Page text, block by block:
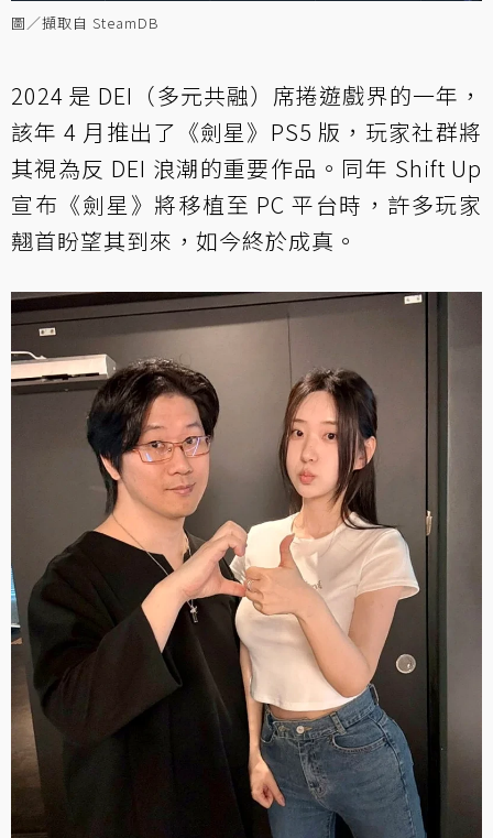
圖／擷取自 SteamDB
2024 是 DEI（多元共融）席捲遊戲界的一年，
該年 4 月推出了《劍星》PS5 版，玩家社群將
其視為反 DEI 浪潮的重要作品。同年 Shift Up
宣布《劍星》將移植至 PC 平台時，許多玩家
翹首盼望其到來，如今終於成真。